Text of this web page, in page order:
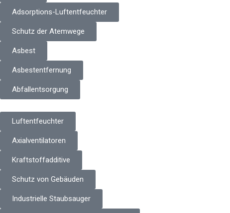
Adsorptions-Luftentfeuchter
Schutz der Atemwege
Asbest
Asbestentfernung
Abfallentsorgung
Luftentfeuchter
Axialventilatoren
Kraftstoffadditive
Schutz von Gebäuden
Industrielle Staubsauger